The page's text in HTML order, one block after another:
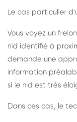
Le cas particulier
Vous voyez un
nid identifié à
demande une
information
si le nid est très
Dans ces cas, le